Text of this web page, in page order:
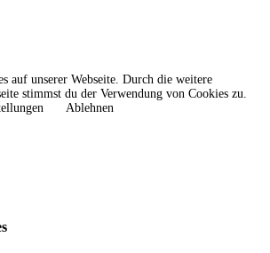
auf unserer Webseite. Durch die weitere
stimmst du der Verwendung von Cookies zu.
Ablehnen